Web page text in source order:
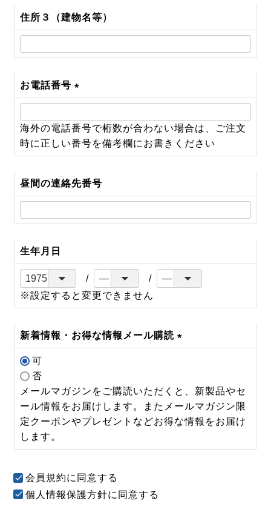
住所３（建物名等）
お電話番号
(必
須)
海外の電話番号で桁数が合わない場合は、ご注文
時に正しい番号を備考欄にお書きください
昼間の連絡先番号
生年月日
※設定すると変更できません
新着情報・お得な情報メール購読
可
否
メールマガジンをご購読いただくと、新製品やセ
ール情報をお届けします。またメールマガジン限
定クーポンやプレゼントなどお得な情報をお届け
します。
会員規約に同意する
個人情報保護方針に同意する